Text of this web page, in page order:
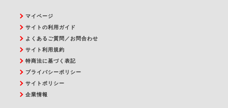
マイページ
サイトの利用ガイド
よくあるご質問／お問合わせ
サイト利用規約
特商法に基づく表記
プライバシーポリシー
サイトポリシー
企業情報